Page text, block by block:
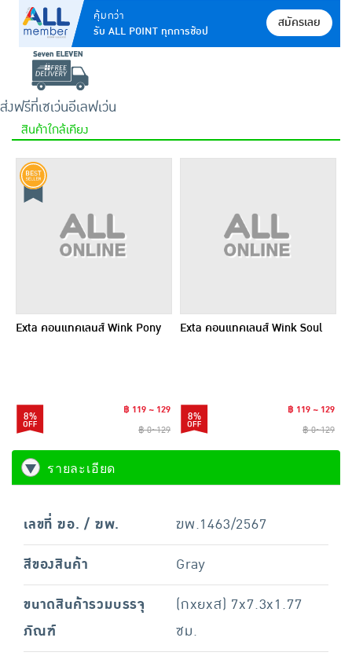
คุ้มกว่า
รับ ALL POINT ทุกการช้อป
สมัครเลย
ส่งฟรีที่เซเว่นอีเลฟเว่น
สินค้าใกล้เคียง
Exta คอนแทคเลนส์ Wink Pony
8%
฿ 119 ~ 129
฿ 0~129
Exta คอนแทคเลนส์ Wink Soul
8%
฿ 119 ~ 129
฿ 0~129
รายละเอียด
เลขที่ ฆอ. / ฆพ.
ฆพ.1463/2567
สีของสินค้า
Gray
ขนาดสินค้ารวมบรรจุ
ภัณฑ์
(กxยxส) 7x7.3x1.77
ซม.